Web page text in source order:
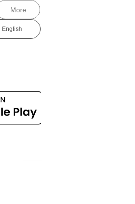
More
English​